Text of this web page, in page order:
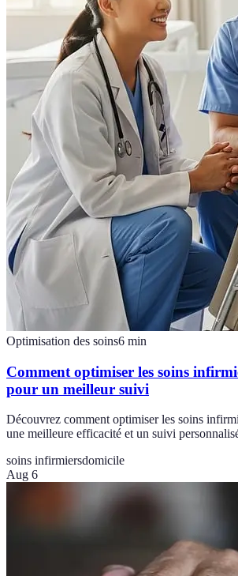
Optimisation des soins6 min
Comment optimiser les soins
pour un meilleur suivi
Découvrez comment optimiser les soins
une meilleure efficacité et un suivi
soins infirmiersdomicile
Aug 6